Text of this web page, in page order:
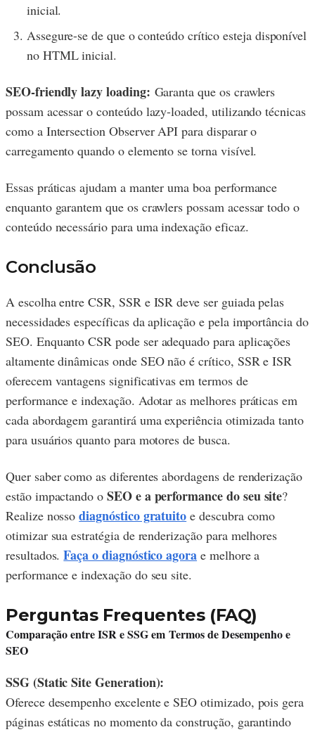
inicial.
Assegure-se de que o conteúdo crítico esteja disponível
no HTML inicial.
SEO-friendly lazy loading: Garanta que os crawlers
possam acessar o conteúdo lazy-loaded, utilizando técnicas
como a Intersection Observer API para disparar o
carregamento quando o elemento se torna visível.
Essas práticas ajudam a manter uma boa performance
enquanto garantem que os crawlers possam acessar todo o
conteúdo necessário para uma indexação eficaz.
Conclusão
A escolha entre CSR, SSR e ISR deve ser guiada pelas
necessidades específicas da aplicação e pela importância do
SEO. Enquanto CSR pode ser adequado para aplicações
altamente dinâmicas onde SEO não é crítico, SSR e ISR
oferecem vantagens significativas em termos de
performance e indexação. Adotar as melhores práticas em
cada abordagem garantirá uma experiência otimizada tanto
para usuários quanto para motores de busca.
Quer saber como as diferentes abordagens de renderização
estão impactando o SEO e a performance do seu site?
Realize nossodiagnóstico gratuito e descubra como
otimizar sua estratégia de renderização para melhores
resultados.Faça o diagnóstico agora e melhore a
performance e indexação do seu site.
Perguntas Frequentes (FAQ)
Comparação entre ISR e SSG em Termos de Desempenho e
SEO
SSG (Static Site Generation):
Oferece desempenho excelente e SEO otimizado, pois gera
páginas estáticas no momento da construção, garantindo